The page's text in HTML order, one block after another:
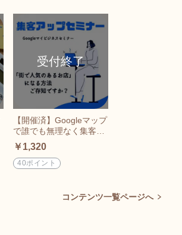
【開催済】Googleマップ
で誰でも無理なく集客ア
ップセミナー
￥1,320
40ポイント
コンテンツ一覧ページへ